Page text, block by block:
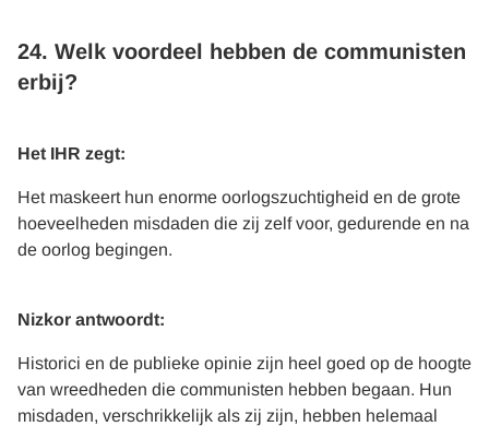
24. Welk voordeel hebben de communisten
erbij?
Het IHR zegt:
Het maskeert hun enorme oorlogszuchtigheid en de grote
hoeveelheden misdaden die zij zelf voor, gedurende en na
de oorlog begingen.
Nizkor antwoordt:
Historici en de publieke opinie zijn heel goed op de hoogte
van wreedheden die communisten hebben begaan. Hun
misdaden, verschrikkelijk als zij zijn, hebben helemaal